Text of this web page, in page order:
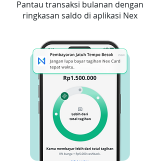
Pantau transaksi bulanan dengan
ringkasan saldo di aplikasi Nex